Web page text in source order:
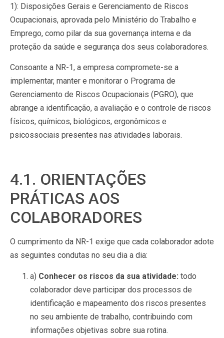
1): Disposições Gerais e Gerenciamento de Riscos
Ocupacionais, aprovada pelo Ministério do Trabalho e
Emprego, como pilar da sua governança interna e da
proteção da saúde e segurança dos seus colaboradores.
Consoante a NR-1, a empresa compromete-se a
implementar, manter e monitorar o Programa de
Gerenciamento de Riscos Ocupacionais (PGRO), que
abrange a identificação, a avaliação e o controle de riscos
físicos, químicos, biológicos, ergonômicos e
psicossociais presentes nas atividades laborais.
4.1. ORIENTAÇÕES
PRÁTICAS AOS
COLABORADORES
O cumprimento da NR-1 exige que cada colaborador adote
as seguintes condutas no seu dia a dia:
a) Conhecer os riscos da sua atividade: todo
colaborador deve participar dos processos de
identificação e mapeamento dos riscos presentes
no seu ambiente de trabalho, contribuindo com
informações objetivas sobre sua rotina.